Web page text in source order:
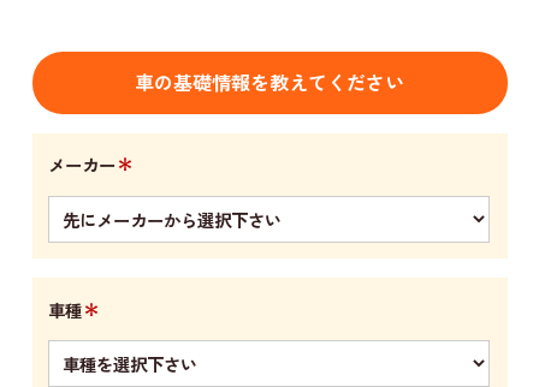
車の基礎情報を教えてください
メーカー＊
車種＊